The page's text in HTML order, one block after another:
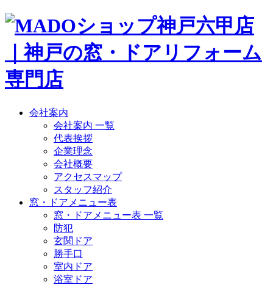
会社案内
会社案内 一覧
代表挨拶
企業理念
会社概要
アクセスマップ
スタッフ紹介
窓・ドアメニュー表
窓・ドアメニュー表 一覧
防犯
玄関ドア
勝手口
室内ドア
浴室ドア